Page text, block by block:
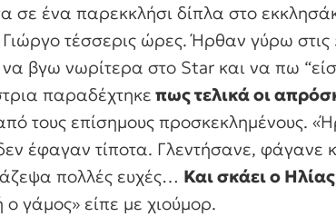
σε ένα παρεκκλήσι δίπλα στο
τέσσερις ώρες. Ήρθαν γύρω στις
βγω νωρίτερα στο Star και να πω
παραδέχτηκε πως τελικά οι
τους επίσημους προσκεκλημένους.
έφαγαν τίποτα. Γλεντήσανε,
πολλές ευχές… Και σκάει ο
γάμος» είπε με χιούμορ.